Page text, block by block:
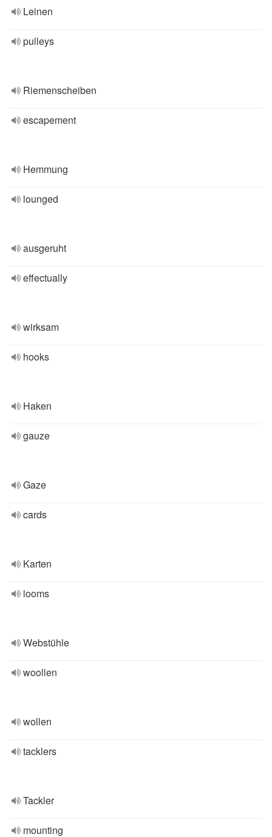
Leinen
pulleys
Riemenscheiben
escapement
Hemmung
lounged
ausgeruht
effectually
wirksam
hooks
Haken
gauze
Gaze
cards
Karten
looms
Webstühle
woollen
wollen
tacklers
Tackler
mounting